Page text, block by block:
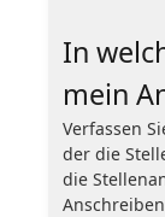
In
mein
Verfassen
der die
die